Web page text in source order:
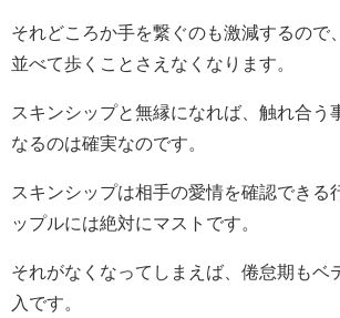
それどころか手を繋ぐのも激減するので
並べて歩くことさえなくなります。
スキンシップと無縁になれば、触れ合う
なるのは確実なのです。
スキンシップは相手の愛情を確認できる
ップルには絶対にマストです。
それがなくなってしまえば、倦怠期もベ
入です。